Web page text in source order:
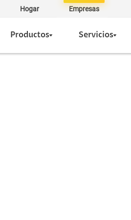
Hogar Empresas
Productos Servicios